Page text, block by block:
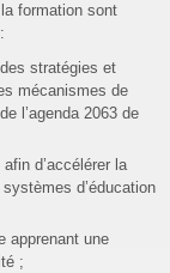
formation sont
stratégies et
mécanismes de
l’agenda 2063 de
d’accélérer la
d’éducation
apprenant une
;